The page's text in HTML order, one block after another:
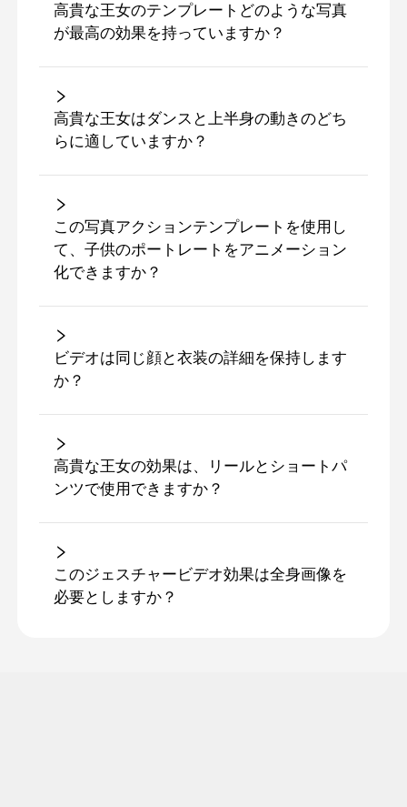
高貴な王女のテンプレートどのような写真
が最高の効果を持っていますか？
高貴な王女はダンスと上半身の動きのどち
らに適していますか？
この写真アクションテンプレートを使用し
て、子供のポートレートをアニメーション
化できますか？
ビデオは同じ顔と衣装の詳細を保持します
か？
高貴な王女の効果は、リールとショートパ
ンツで使用できますか？
このジェスチャービデオ効果は全身画像を
必要としますか？